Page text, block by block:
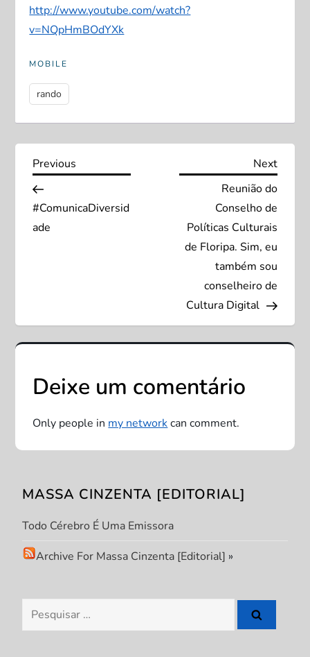
http://www.youtube.com/watch?
v=NQpHmBOdYXk
MOBILE
rando
N
a
v
a
ã
o
e
P
o
s
t
Previous
Post
Previous
#ComunicaDiversid
ade
Next
Next
Reunião do
Conselho de
Políticas Culturais
de Floripa. Sim, eu
também sou
conselheiro de
Cultura Digital
Deixe um comentário
Only people in my networkcan comment.
MASSA CINZENTA [EDITORIAL]
Todo Cérebro É Uma Emissora
Archive For Massa Cinzenta [Editorial] »
Pesquisar
por: